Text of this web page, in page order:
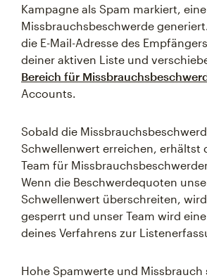
Kampagne als Spam markiert, eine
Missbrauchsbeschwerde
die E-Mail-Adresse des
deiner aktiven Liste und
Bereich für
Accounts.
Sobald die
Schwellenwert erreichen, erhältst
Team für
Wenn die Beschwerdequoten
Schwellenwert überschreiten,
gesperrt und unser Team wird
deines Verfahrens zur
Hohe Spamwerte und Missbrauch